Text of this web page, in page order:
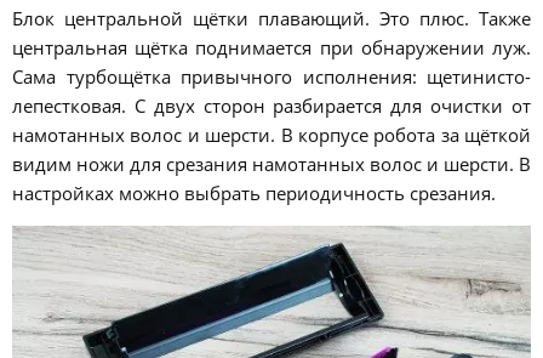
Блок центральной щётки плавающий. Это плюс. Также
центральная щётка поднимается при обнаружении луж.
Сама турбощётка привычного исполнения: щетинисто-
лепестковая. С двух сторон разбирается для очистки от
намотанных волос и шерсти. В корпусе робота за щёткой
видим ножи для срезания намотанных волос и шерсти. В
настройках можно выбрать периодичность срезания.